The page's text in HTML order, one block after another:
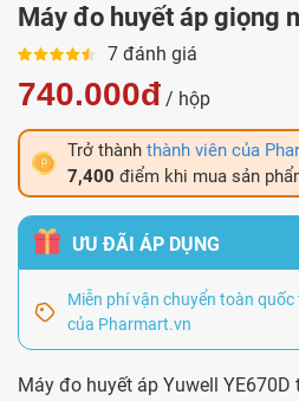
Máy đo huyết áp giọng
7 đánh giá
740.000đ / hộp
Trở thành thành viên của
7,400 điểm khi mua sản
ƯU ĐÃI ÁP DỤNG
Miễn phí vận chuyển toàn
của Pharmart.vn
Máy đo huyết áp Yuwell